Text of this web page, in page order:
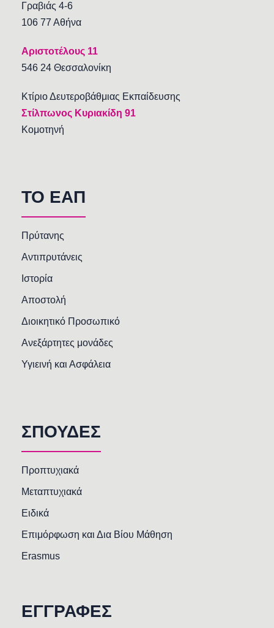
Γραβιάς 4-6
106 77 Αθήνα
Αριστοτέλους 11
546 24 Θεσσαλονίκη
Κτίριο Δευτεροβάθμιας Εκπαίδευσης
Στίλπωνος Κυριακίδη 91
Κομοτηνή
TO EAΠ
Πρύτανης
Αντιπρυτάνεις
Ιστορία
Αποστολή
Διοικητικό Προσωπικό
Ανεξάρτητες μονάδες
Υγιεινή και Ασφάλεια
ΣΠΟΥΔΕΣ
Προπτυχιακά
Μεταπτυχιακά
Ειδικά
Επιμόρφωση και Δια Βίου Μάθηση
Erasmus
ΕΓΓΡΑΦΕΣ